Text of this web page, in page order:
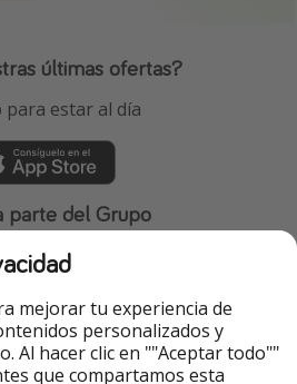
últimas ofertas?
para estar al día
parte del Grupo
HolidayPirates
WakacyjniPiraci
Ferienpiraten
Urlaubspiraten
mejorar tu experiencia de
personalizados y
Al hacer clic en ""Aceptar todo""
que compartamos esta